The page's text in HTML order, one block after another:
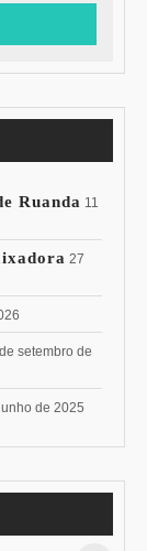
Ruanda 11
27
setembro de
de 2025
Os